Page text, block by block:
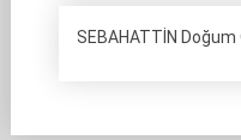
SEBAHATTİN